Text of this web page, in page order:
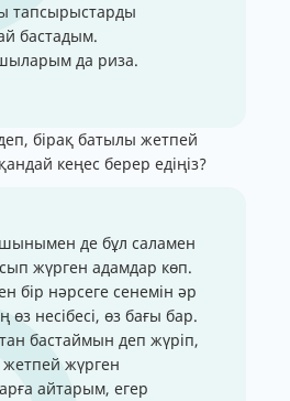
тапсырыстарды
бастадым.
да риза.
бірақ батылы жетпей
кеңес берер едіңіз?
шынымен де бұл саламен
жүрген адамдар көп.
бір нәрсеге сенемін әр
өз несібесі, өз бағы бар.
бастаймын деп жүріп,
жүрген
айтарым, егер